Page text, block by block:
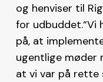
og henviser til
for udbuddet.“Vi
på, at
ugentlige møder
at vi var på rette